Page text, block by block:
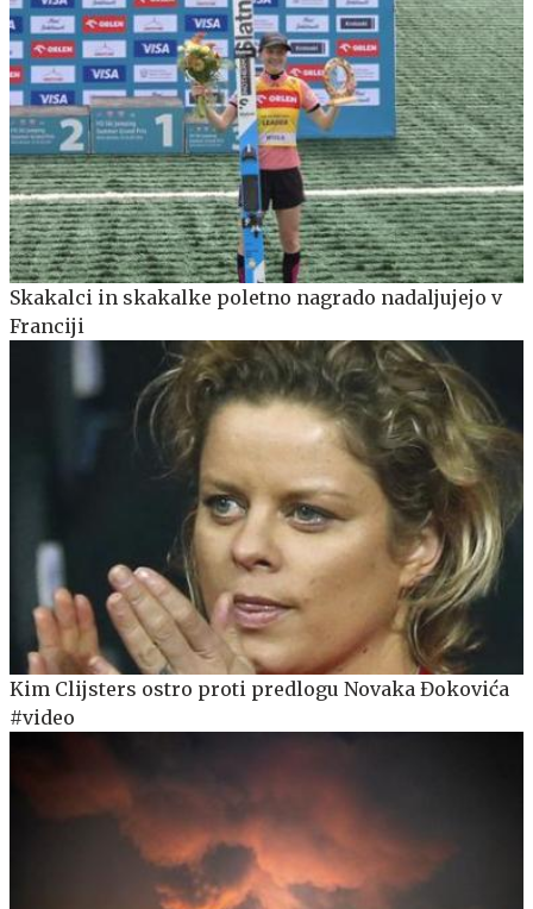
Skakalci in skakalke poletno nagrado nadaljujejo v
Franciji
Kim Clijsters ostro proti predlogu Novaka Đokovića
#video